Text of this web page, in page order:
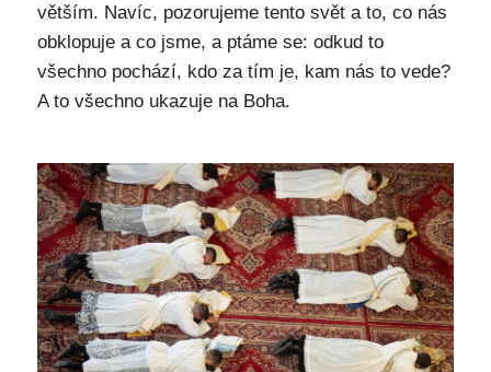
větším. Navíc, pozorujeme tento svět a to, co nás
obklopuje a co jsme, a ptáme se: odkud to
všechno pochází, kdo za tím je, kam nás to vede?
A to všechno ukazuje na Boha.